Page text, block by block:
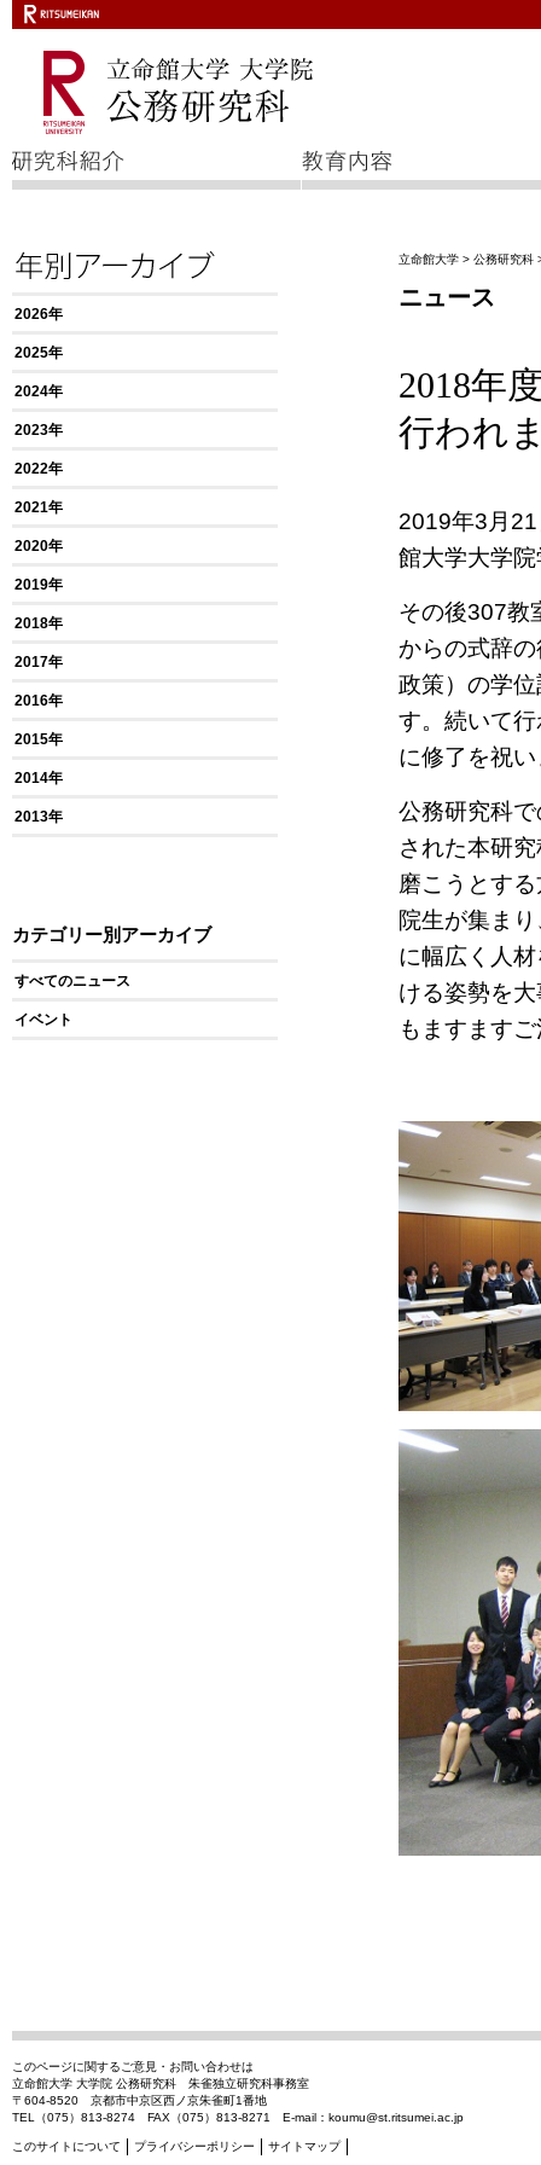
立命館大学 > 公務研究科
ニュース
2018年
行われ
2019年3月
館大学大学
その後307教
からの式辞
政策）の学
す。続いて
に修了を祝
公務研究科
された本研
磨こうとす
院生が集ま
に幅広く人
ける姿勢を
もますます
2026年
2025年
2024年
2023年
2022年
2021年
2020年
2019年
2018年
2017年
2016年
2015年
2014年
2013年
カテゴリー別アーカイブ
すべてのニュース
イベント
このページに関するご意見・お問い合わせは
立命館大学 大学院 公務研究科 朱雀独立研究科事務室
〒604-8520 京都市中京区西ノ京朱雀町1番地
TEL（075）813-8274 FAX（075）813-8271 E-mail： koumu@st.ritsumei.ac.jp
このサイトについて プライバシーポリシー サイトマップ